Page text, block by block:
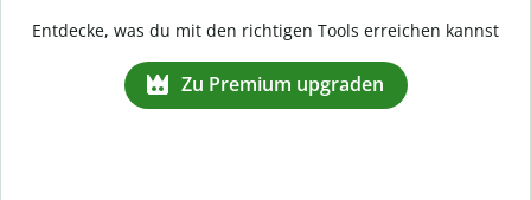
Entdecke, was du mit den richtigen Tools erreichen kannst
Zu Premium upgraden